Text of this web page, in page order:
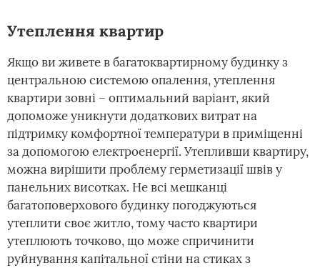
Утеплення квартир
Якщо ви живете в багатоквартирному будинку з
центральною системою опалення, утеплення
квартири зовні – оптимальний варіант, який
допоможе уникнути додаткових витрат на
підтримку комфортної температури в приміщенні
за допомогою електроенергії. Утепливши квартиру,
можна вирішити проблему герметизації швів у
панельних висотках. Не всі мешканці
багатоповерхового будинку погоджуються
утеплити своє житло, тому часто квартири
утеплюють точково, що може спричинити
руйнування капітальної стіни на стиках з